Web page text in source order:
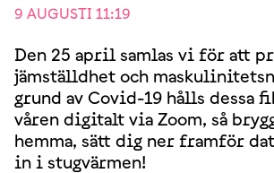
9 AUGUSTI 11:19
Den 25 april samlas vi för att
jämställdhet och
grund av Covid-19 hålls dessa
våren digitalt via Zoom, så
hemma, sätt dig ner framför
in i stugvärmen!